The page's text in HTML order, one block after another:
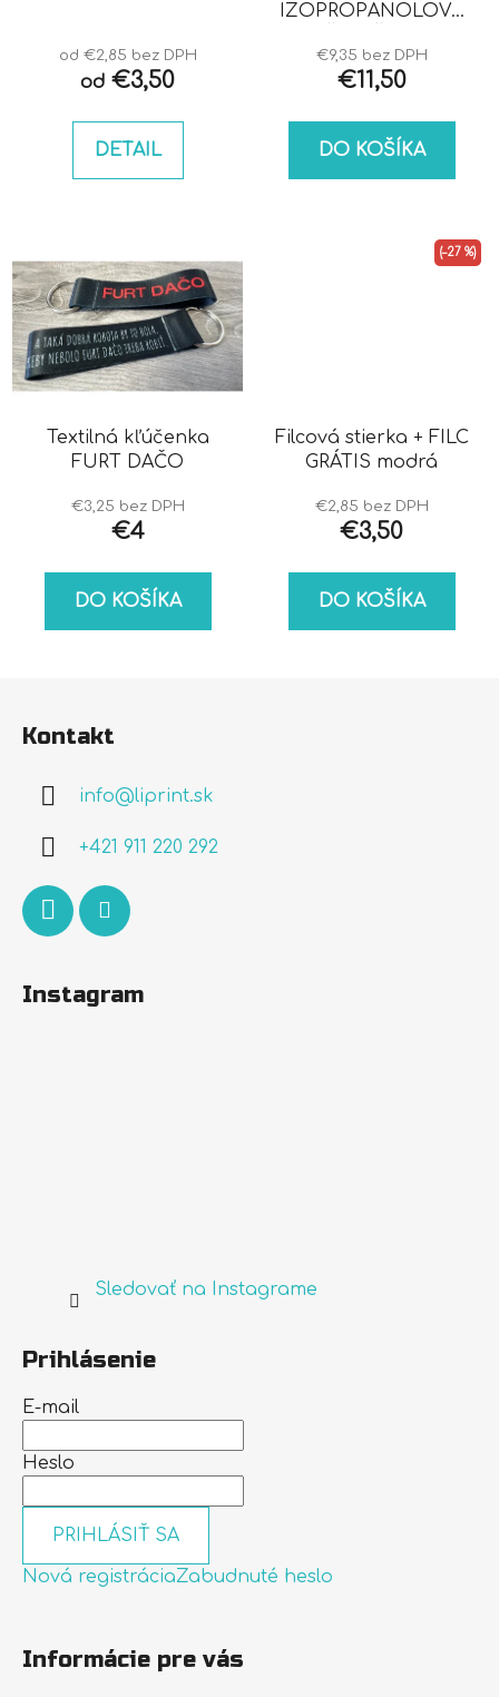
od €2,85 bez DPH
od €3,50
DETAIL
IZOPROPANOLOVÝ
€9,35 bez DPH
€11,50
DO KOŠÍKA
Textilná kľúčenka
FURT DAČO
€3,25 bez DPH
€4
DO KOŠÍKA
Filcová stierka + FILC
GRÁTIS modrá
€2,85 bez DPH
€3,50
(–27 %)
DO KOŠÍKA
Kontakt
info@liprint.sk
+421 911 220 292
Instagram
Sledovať na Instagrame
Prihlásenie
E-mail
Heslo
PRIHLÁSIŤ SA
Nová registráciaZabudnuté heslo
Informácie pre vás